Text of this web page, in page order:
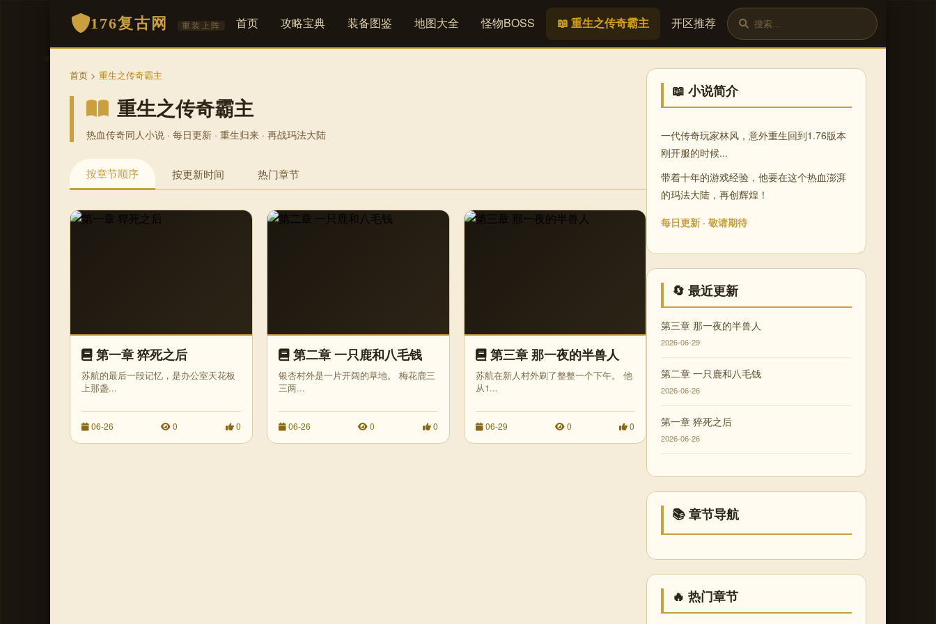
176复古网 重装上阵 首页 攻略宝典 装备图鉴 地图大全 怪物BOSS 📖 重生之传奇霸主 开区推荐
首页 > 重生之传奇霸主
重生之传奇霸主
热血传奇同人小说 · 每日更新 · 重生归来 · 再战玛法大陆
按章节顺序 按更新时间 热门章节
第一章 猝死之后
苏航的最后一段记忆，是办公室天花板
上那盏...
06-26 0 0
第二章 一只鹿和八毛钱
银杏村外是一片开阔的草地。 梅花鹿三
三两...
06-26 0 0
第三章 那一夜的半兽人
苏航在新人村外刷了整整一个下午。 他
从1...
06-29 0 0
📖 小说简介
一代传奇玩家林风，意外重生回到1.76版本
刚开服的时候...
带着十年的游戏经验，他要在这个热血澎湃
的玛法大陆，再创辉煌！
每日更新 · 敬请期待
🔄 最近更新
第三章 那一夜的半兽人
2026-06-29
第二章 一只鹿和八毛钱
2026-06-26
第一章 猝死之后
2026-06-26
📚 章节导航
🔥 热门章节